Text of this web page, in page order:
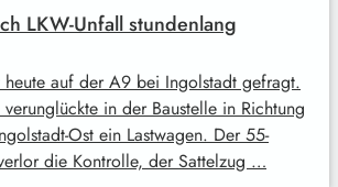
LKW-Unfall stundenlang
auf der A9 bei Ingolstadt gefragt.
in der Baustelle in Richtung
Ost ein Lastwagen. Der 55-
die Kontrolle, der Sattelzug …